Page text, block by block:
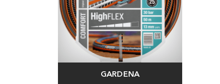
GARDENA